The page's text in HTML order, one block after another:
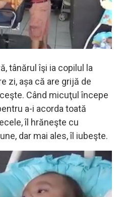
tânărul îşi ia copilul la
zi, așa că are grijă de
Când micuţul începe
a-i acorda toată
îl hrăneşte cu
dar mai ales, îl iubeşte.